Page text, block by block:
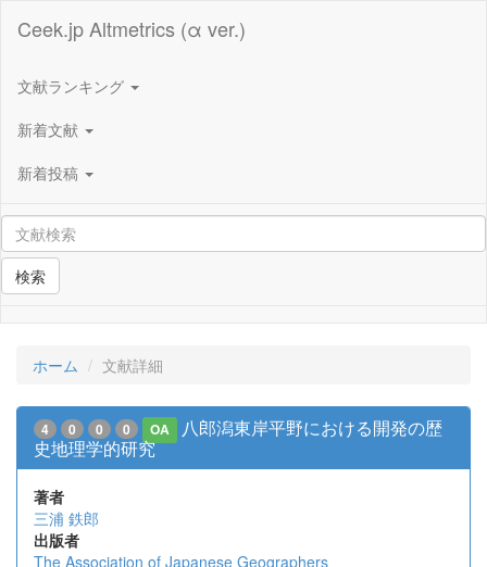
Ceek.jp Altmetrics (α ver.)
文献ランキング
新着文献
新着投稿
検索
ホーム 文献詳細
4 0 0 0 OA
八郎潟東岸平野における開発の歴
史地理学的研究
著者
三浦 鉄郎
出版者
The Association of Japanese Geographers